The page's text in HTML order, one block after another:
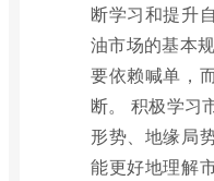
断学习和提升
油市场的基本
要依赖喊单，
断。 积极学习
形势、地缘局
能更好地理解